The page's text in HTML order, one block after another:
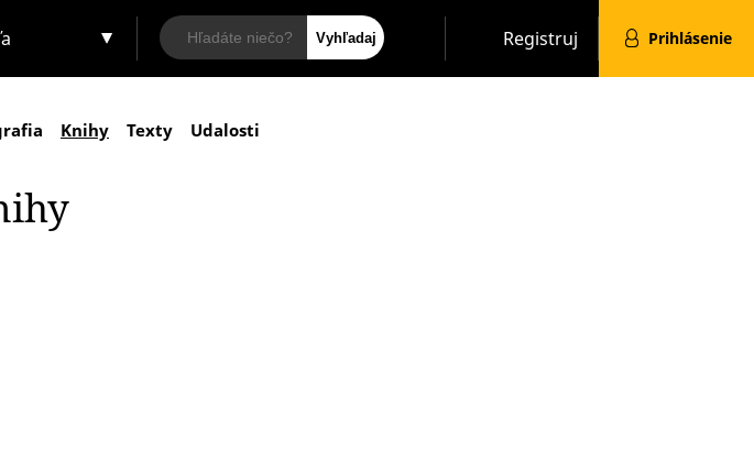
Hľadať Registruj Prihlásenie
Knihy Texty Udalosti